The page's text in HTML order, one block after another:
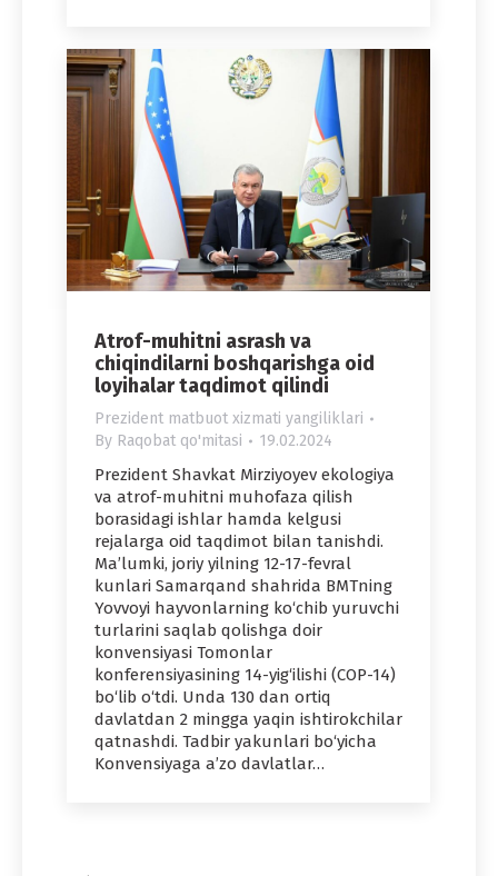
Atrof-muhitni asrash va
chiqindilarni boshqarishga oid
loyihalar taqdimot qilindi
Prezident matbuot xizmati yangiliklari
By Raqobat qo'mitasi 19.02.2024
Prezident Shavkat Mirziyoyev ekologiya
va atrof-muhitni muhofaza qilish
borasidagi ishlar hamda kelgusi
rejalarga oid taqdimot bilan tanishdi.
Ma’lumki, joriy yilning 12-17-fevral
kunlari Samarqand shahrida BMTning
Yovvoyi hayvonlarning ko‘chib yuruvchi
turlarini saqlab qolishga doir
konvensiyasi Tomonlar
konferensiyasining 14-yig‘ilishi (COP-14)
bo‘lib o‘tdi. Unda 130 dan ortiq
davlatdan 2 mingga yaqin ishtirokchilar
qatnashdi. Tadbir yakunlari bo‘yicha
Konvensiyaga a’zo davlatlar…